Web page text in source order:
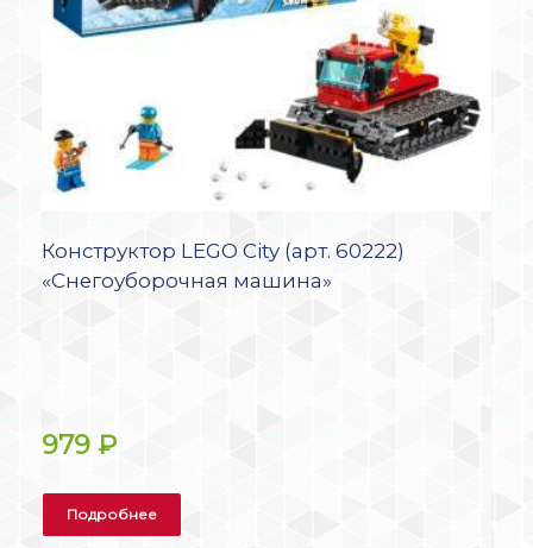
Конструктор LEGO City (арт. 60222)
«Снегоуборочная машина»
979 ₽
Подробнее